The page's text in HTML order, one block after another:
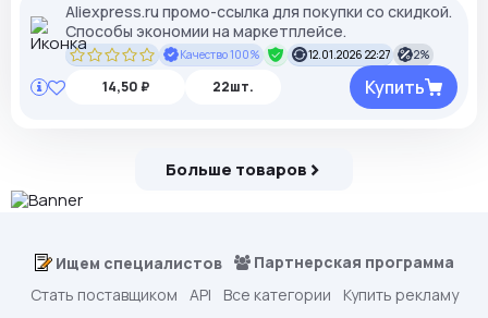
Aliexpress.ru промо-ссылка для покупки со скидкой.
Способы экономии на маркетплейсе.
Качество 100% 12.01.2026 22:27 2%
14,50 ₽ 22шт. Купить
Больше товаров
Ищем специалистов
Партнерская программа
Стать поставщиком
API Все категории
Купить рекламу